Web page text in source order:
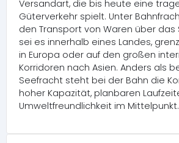
Versandart, die bis heute eine
Güterverkehr spielt. Unter
den Transport von Waren über das
sei es innerhalb eines Landes,
in Europa oder auf den großen
Korridoren nach Asien. Anders als
Seefracht steht bei der Bahn die
hoher Kapazität, planbaren
Umweltfreundlichkeit im Mittelpunkt.